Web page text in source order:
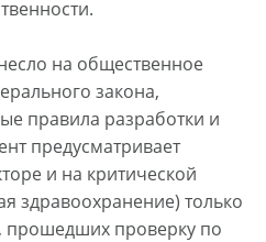
на общественное
закона,
правила разработки и
предусматривает
и на критической
здравоохранение) только
прошедших проверку по